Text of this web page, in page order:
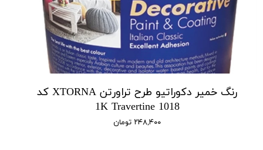
رنگ خمیر دکوراتیو طرح تراورتن XTORNA کد
1018 1K Travertine
۲۴۸,۴۰۰ تومان